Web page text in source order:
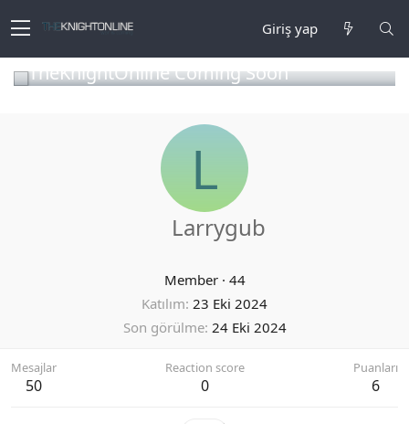
Giriş yap
TheKnightOnline Coming Soon
L
Larrygub
Member · 44
Katılım 23 Eki 2024
Son görülme 24 Eki 2024
Mesajlar
50
Reaction score
0
Puanları
6